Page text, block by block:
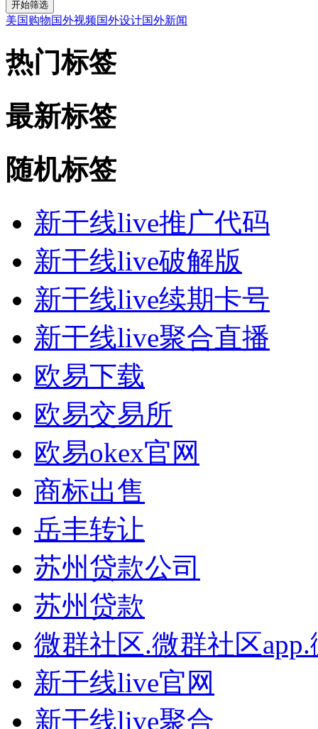
美国购物国外视频国外设计国外新闻
热门标签
最新标签
随机标签
新干线live推广代码
新干线live破解版
新干线live续期卡号
新干线live聚合直播
欧易下载
欧易交易所
欧易okex官网
商标出售
岳丰转让
苏州贷款公司
苏州贷款
微群社区.微群社区
新干线live官网
新干线live聚合